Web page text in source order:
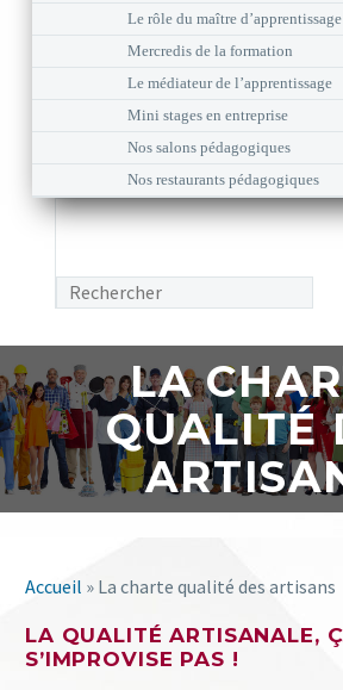
Le rôle du maître d’apprentissage
Mercredis de la formation
Le médiateur de l’apprentissage
Mini stages en entreprise
Nos salons pédagogiques
Nos restaurants pédagogiques
LA
QUALITÉ
Accueil » La charte qualité des artisans
LA QUALITÉ ARTISANALE,
S’IMPROVISE PAS !